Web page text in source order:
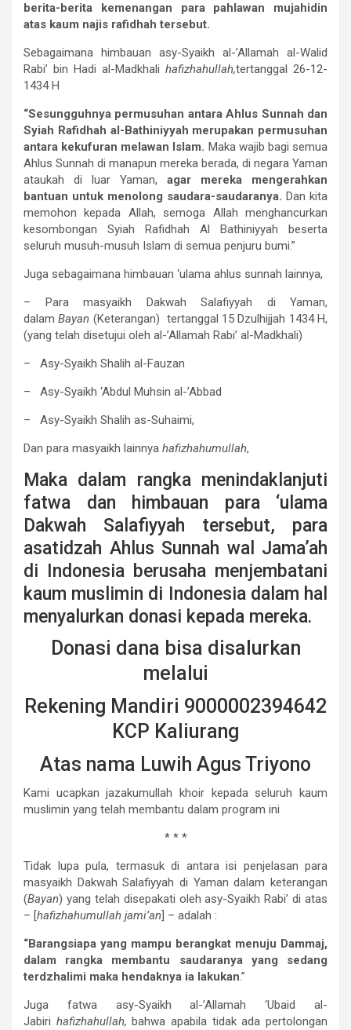
berita-berita kemenangan para pahlawan mujahidin
atas kaum najis rafidhah tersebut.
Sebagaimana himbauan asy-Syaikh al-’Allamah al-Walid
Rabi’ bin Hadi al-Madkhali hafizhahullah,tertanggal 26-12-
1434 H
“Sesungguhnya permusuhan antara Ahlus Sunnah dan
Syiah Rafidhah al-Bathiniyyah merupakan permusuhan
antara kekufuran melawan Islam. Maka wajib bagi semua
Ahlus Sunnah di manapun mereka berada, di negara Yaman
ataukah di luar Yaman, agar mereka mengerahkan
bantuan untuk menolong saudara-saudaranya. Dan kita
memohon kepada Allah, semoga Allah menghancurkan
kesombongan Syiah Rafidhah Al Bathiniyyah beserta
seluruh musuh-musuh Islam di semua penjuru bumi.”
Juga sebagaimana himbauan ‘ulama ahlus sunnah lainnya,
– Para masyaikh Dakwah Salafiyyah di Yaman,
dalamBayan (Keterangan) tertanggal 15 Dzulhijjah 1434 H,
(yang telah disetujui oleh al-’Allamah Rabi’ al-Madkhali)
– Asy-Syaikh Shalih al-Fauzan
– Asy-Syaikh ‘Abdul Muhsin al-’Abbad
– Asy-Syaikh Shalih as-Suhaimi,
Dan para masyaikh lainnya hafizhahumullah,
Maka dalam rangka menindaklanjuti
fatwa dan himbauan para ‘ulama
Dakwah Salafiyyah tersebut, para
asatidzah Ahlus Sunnah wal Jama’ah
di Indonesia berusaha menjembatani
kaum muslimin di Indonesia dalam hal
menyalurkan donasi kepada mereka.
Donasi dana bisa disalurkan
melalui
Rekening Mandiri 9000002394642
KCP Kaliurang
Atas nama Luwih Agus Triyono
Kami ucapkan jazakumullah khoir kepada seluruh kaum
muslimin yang telah membantu dalam program ini
* * *
Tidak lupa pula, termasuk di antara isi penjelasan para
masyaikh Dakwah Salafiyyah di Yaman dalam keterangan
(Bayan) yang telah disepakati oleh asy-Syaikh Rabi’ di atas
– [hafizhahumullah jami’an] – adalah :
“Barangsiapa yang mampu berangkat menuju Dammaj,
dalam rangka membantu saudaranya yang sedang
terdzhalimi maka hendaknya ia lakukan.”
Juga fatwa asy-Syaikh al-’Allamah ‘Ubaid al-
Jabiri hafizhahullah, bahwa apabila tidak ada pertolongan